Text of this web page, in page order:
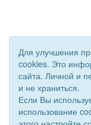
© 2019 - 2026
права защищены.
Сайт создан
Для улучшения
cookies. Это
сайта. Личной и
и не храниться.
Если Вы
использование